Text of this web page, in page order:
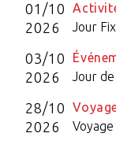
01/10
2026
Jour
03/10
2026
Jour
28/10
2026